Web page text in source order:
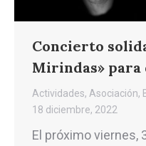
Concierto
Mirindas» para
Actividades, Asociación,
18 diciembre, 2022
El próximo viernes,